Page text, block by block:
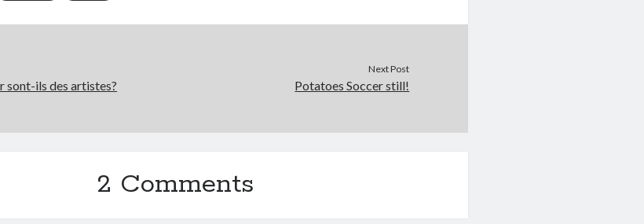
sont-ils des artistes?
Next Post
Potatoes Soccer still!
2 Comments